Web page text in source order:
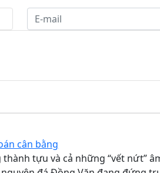
cân bằng
thành tựu và cả những “vết nứt”